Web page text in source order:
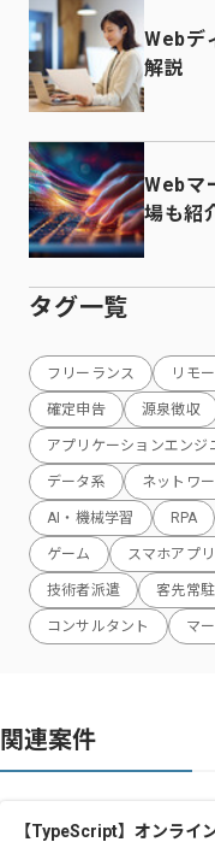
Webデ
解説
Webマ
場も紹
タグ一覧
フリーランス リモ
確定申告 源泉徴収
アプリケーションエンジ
データ系 ネットワ
AI・機械学習 RPA
ゲーム スマホアプリ
技術者派遣 客先常駐
コンサルタント マ
関連案件
【TypeScript】オンライ